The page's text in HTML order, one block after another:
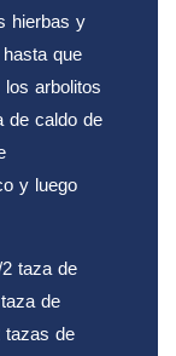
hierbas y
que
arbolitos
de caldo de
y luego
taza de
de
tazas de